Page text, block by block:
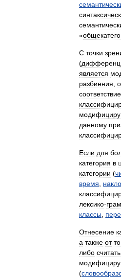
«
С точки
(
является
разбиения
соответствие
данному
Если для
категория в
категории (
время
лексико-
классы
Отнесение
а также от
либо считать
(